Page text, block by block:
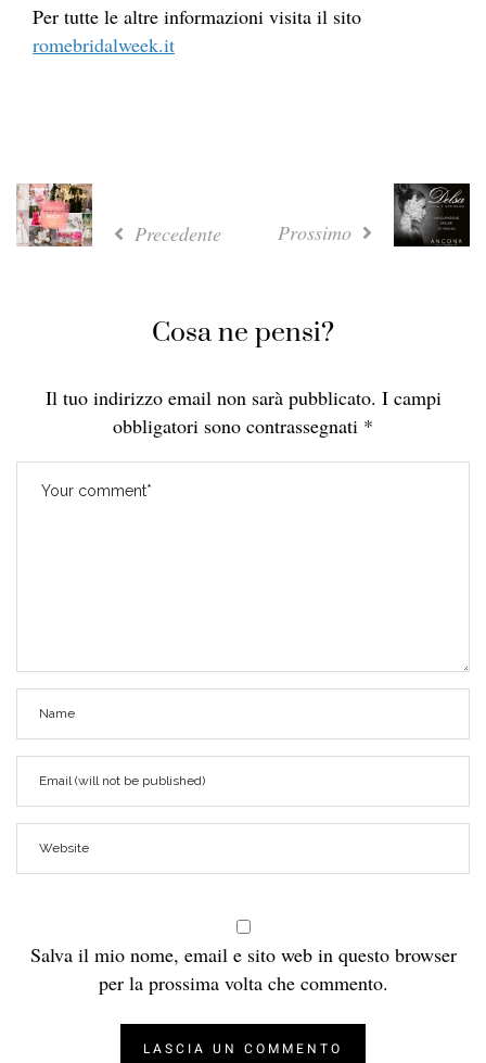
Per tutte le altre informazioni visita il sito
romebridalweek.it
Precedente Prossimo
Cosa ne pensi?
Il tuo indirizzo email non sarà pubblicato. I campi
obbligatori sono contrassegnati *
Salva il mio nome, email e sito web in questo browser
per la prossima volta che commento.